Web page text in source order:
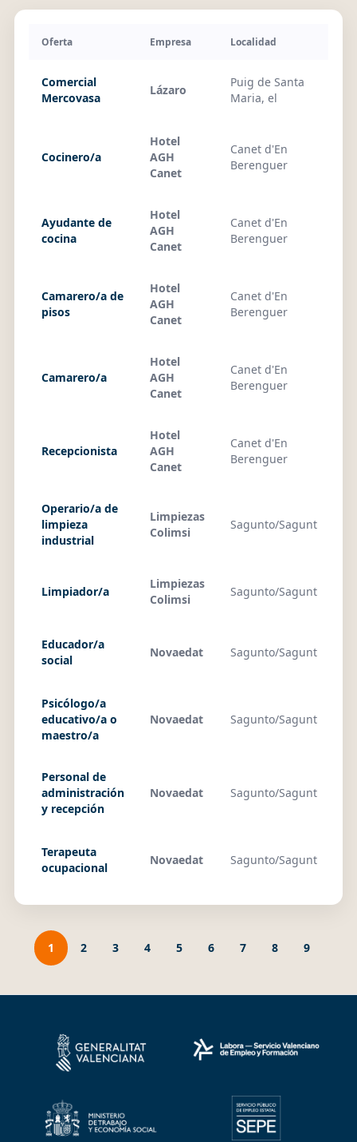
Oferta Empresa Localidad
Comercial
Mercovasa
Lázaro
Puig de Santa
Maria, el
Cocinero/a
Hotel
AGH
Canet
Canet d'En
Berenguer
Ayudante de
cocina
Hotel
AGH
Canet
Canet d'En
Berenguer
Camarero/a de
pisos
Hotel
AGH
Canet
Canet d'En
Berenguer
Camarero/a
Hotel
AGH
Canet
Canet d'En
Berenguer
Recepcionista
Hotel
AGH
Canet
Canet d'En
Berenguer
Operario/a de
limpieza
industrial
Limpiezas
Colimsi
Sagunto/Sagunt
Limpiador/a
Limpiezas
Colimsi
Sagunto/Sagunt
Educador/a
social
Novaedat Sagunto/Sagunt
Psicólogo/a
educativo/a o
maestro/a
Novaedat Sagunto/Sagunt
Personal de
administración
y recepción
Novaedat Sagunto/Sagunt
Terapeuta
ocupacional
Novaedat Sagunto/Sagunt
1 2 3 4 5 6 7 8 9